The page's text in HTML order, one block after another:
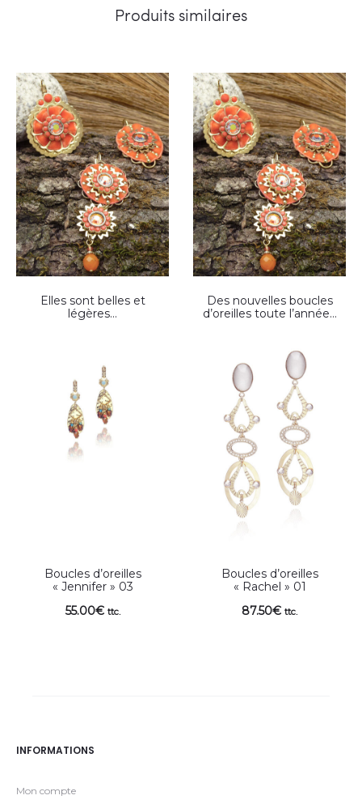
Produits similaires
Elles sont belles et
légères…
Des nouvelles boucles
d’oreilles toute l’année…
Boucles d’oreilles
« Jennifer » 03
55.00€ ttc.
Boucles d’oreilles
« Rachel » 01
87.50€ ttc.
INFORMATIONS
Mon compte